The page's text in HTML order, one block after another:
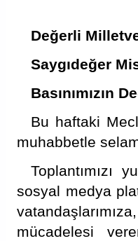
Değerli
Saygıdeğer
Basınımızın
Bu haftaki
muhabbetle
Toplantımızı
sosyal medya
mücadelesi